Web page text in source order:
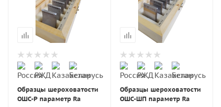
Образцы шероховатости
ОШС-Р параметр Ra
Образцы шероховатости
ОШС-ШП параметр Ra